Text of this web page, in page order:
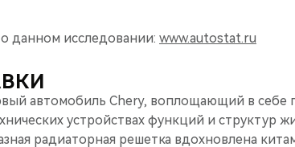
данном исследовании: www.autostat.ru
автомобиль Chery, воплощающий в себе
устройствах функций и структур
радиаторная решетка вдохновлена